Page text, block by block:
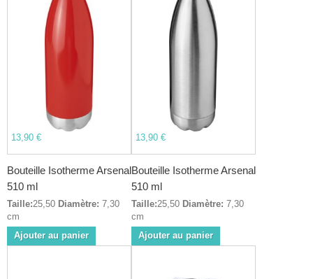
13,90 €
Bouteille Isotherme Arsenal
510 ml
Taille:25,50 Diamètre: 7,30
cm
Ajouter au panier
13,90 €
Bouteille Isotherme Arsenal
510 ml
Taille:25,50 Diamètre: 7,30
cm
Ajouter au panier